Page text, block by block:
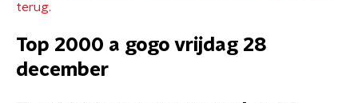
terug.
Top 2000 a gogo vrijdag 28
december